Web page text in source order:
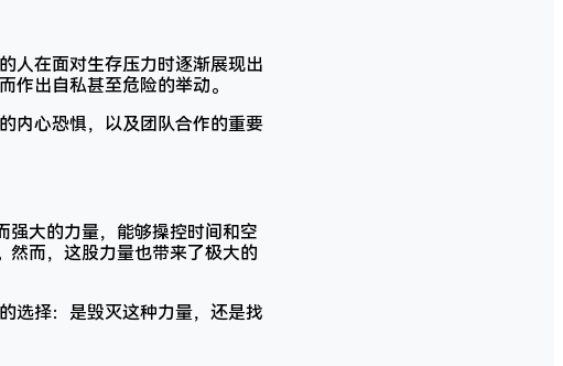
人在面对生存压力时逐渐展现出
作出自私甚至危险的举动。
内心恐惧，以及团队合作的重要
强大的力量，能够操控时间和空
然而，这股力量也带来了极大的
选择：是毁灭这种力量，还是找